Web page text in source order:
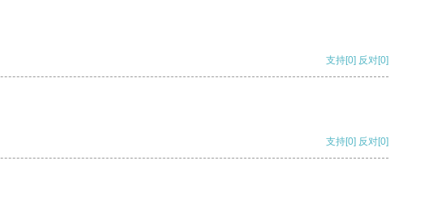
支持[0] 反对[0]
支持[0] 反对[0]